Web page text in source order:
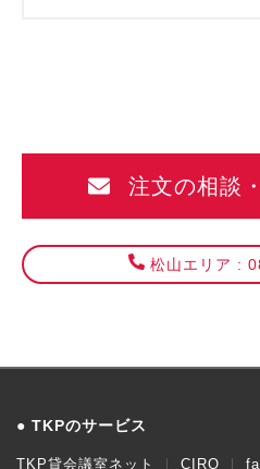
注文の相談
松山エリア :
TKPのサービス
TKP貸会議室ネット CIRQ